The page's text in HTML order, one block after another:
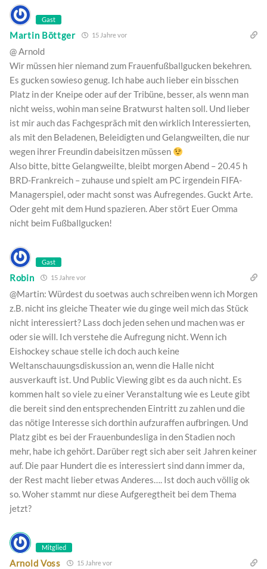
Gast
Martin Böttger 15 Jahre vor
@ Arnold
Wir müssen hier niemand zum Frauenfußballgucken bekehren.
Es gucken sowieso genug. Ich habe auch lieber ein bisschen
Platz in der Kneipe oder auf der Tribüne, besser, als wenn man
nicht weiss, wohin man seine Bratwurst halten soll. Und lieber
ist mir auch das Fachgespräch mit den wirklich Interessierten,
als mit den Beladenen, Beleidigten und Gelangweilten, die nur
wegen ihrer Freundin dabeisitzen müssen
Also bitte, bitte Gelangweilte, bleibt morgen Abend – 20.45 h
BRD-Frankreich – zuhause und spielt am PC irgendein FIFA-
Managerspiel, oder macht sonst was Aufregendes. Guckt Arte.
Oder geht mit dem Hund spazieren. Aber stört Euer Omma
nicht beim Fußballgucken!
Gast
Robin 15 Jahre vor
@Martin: Würdest du soetwas auch schreiben wenn ich Morgen
z.B. nicht ins gleiche Theater wie du ginge weil mich das Stück
nicht interessiert? Lass doch jeden sehen und machen was er
oder sie will. Ich verstehe die Aufregung nicht. Wenn ich
Eishockey schaue stelle ich doch auch keine
Weltanschauungsdiskussion an, wenn die Halle nicht
ausverkauft ist. Und Public Viewing gibt es da auch nicht. Es
kommen halt so viele zu einer Veranstaltung wie es Leute gibt
die bereit sind den entsprechenden Eintritt zu zahlen und die
das nötige Interesse sich dorthin aufzuraffen aufbringen. Und
Platz gibt es bei der Frauenbundesliga in den Stadien noch
mehr, habe ich gehört. Darüber regt sich aber seit Jahren keiner
auf. Die paar Hundert die es interessiert sind dann immer da,
der Rest macht lieber etwas Anderes…. Ist doch auch völlig ok
so. Woher stammt nur diese Aufgeregtheit bei dem Thema
jetzt?
Mitglied
Arnold Voss 15 Jahre vor